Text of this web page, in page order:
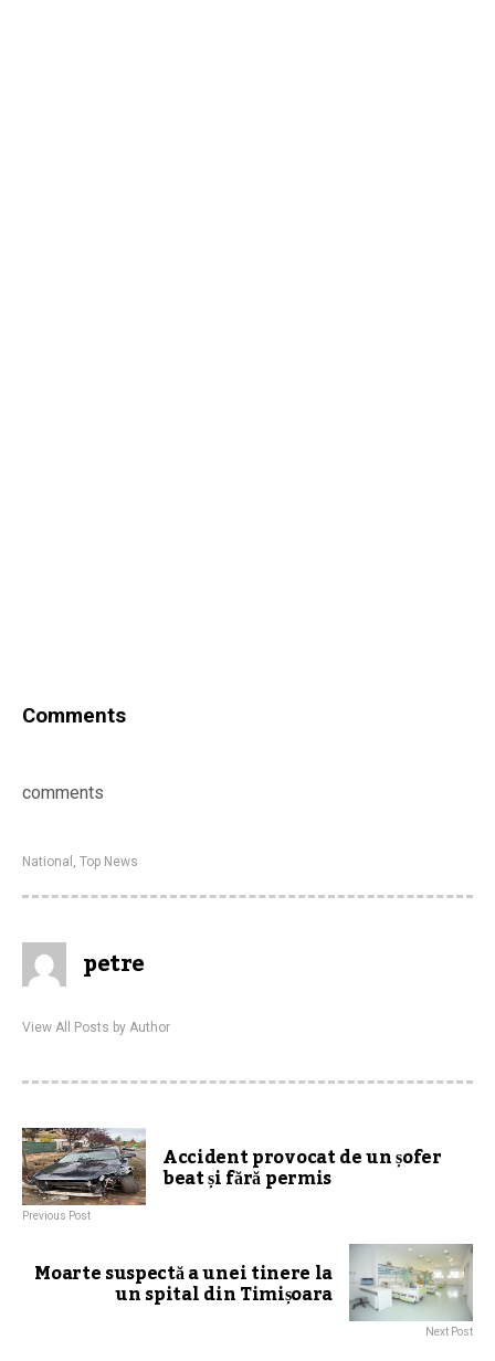
Comments
comments
National Top News
petre
View All Posts by Author
Accident provocat de un șofer
beat și fără permis
Previous Post
Moarte suspectă a unei tinere la
un spital din Timișoara
Next Post